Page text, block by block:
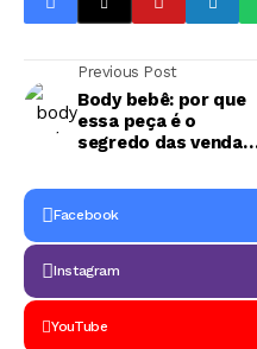
Previous Post
Body bebê: por que
essa peça é o
segredo das vendas
Facebook
Instagram
YouTube